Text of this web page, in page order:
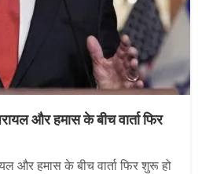
और हमास के बीच वार्ता फिर
और हमास के बीच वार्ता फिर शुरू हो